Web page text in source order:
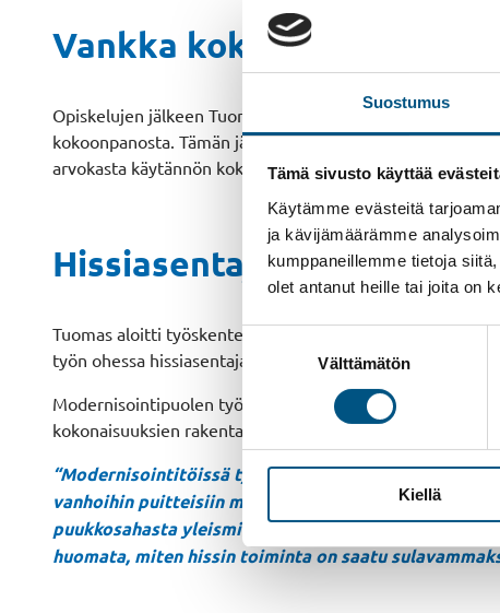
Suostumus
Tämä sivusto käyttää
Käytämme evästeitä
ja kävijämäärämme
kumppaneillemme tietoja
olet antanut heille tai joita on
Suostumuksen
valinta
Välttämätön
Kiellä
Vankka kokemus
Opiskelujen jälkeen Tuomas hankki kokemusta
kokoonpanosta. Tämän jälkeen hän työskenteli kuusi
arvokasta käytännön kokemusta ja syvällistä teknistä
Hissiasentajasta
Tuomas aloitti työskentelyn SHU:lla Tampereen tiimissä
työn ohessa hissiasentajan ammattitutkinnon
Modernisointipuolen työt alkoivat kiinnostaa Tuomasta
kokonaisuuksien rakentaminen tuntuivat hänestä
“Modernisointitöissä työvaiheet ovat erittäin
vanhoihin puitteisiin määräysten mukaisesti ja
puukkosahasta yleismittariin ja piirikaavioon, mikä
huomata, miten hissin toiminta on saatu